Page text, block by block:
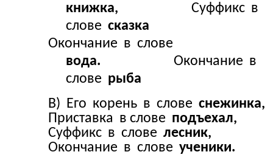
книжка, Суффикс в
слове сказка
Окончание в слове
вода. Окончание в
слове рыба
В) Его корень в слове снежинка,
Приставка в слове подъехал,
Суффикс в слове лесник,
Окончание в слове ученики.